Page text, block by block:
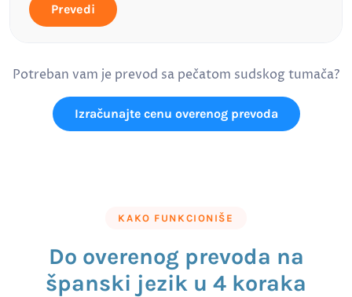
Prevedi
Potreban vam je prevod sa pečatom sudskog tumača?
Izračunajte cenu overenog prevoda
KAKO FUNKCIONIŠE
Do overenog prevoda na
španski jezik u 4 koraka